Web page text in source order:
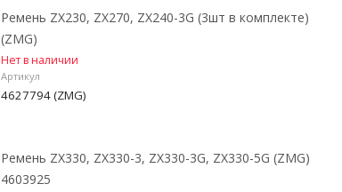
Ремень ZX230, ZX270, ZX240-3G (3шт в комплекте)
(ZMG)
Нет в наличии
Артикул
4627794 (ZMG)
Ремень ZX330, ZX330-3, ZX330-3G, ZX330-5G (ZMG)
4603925